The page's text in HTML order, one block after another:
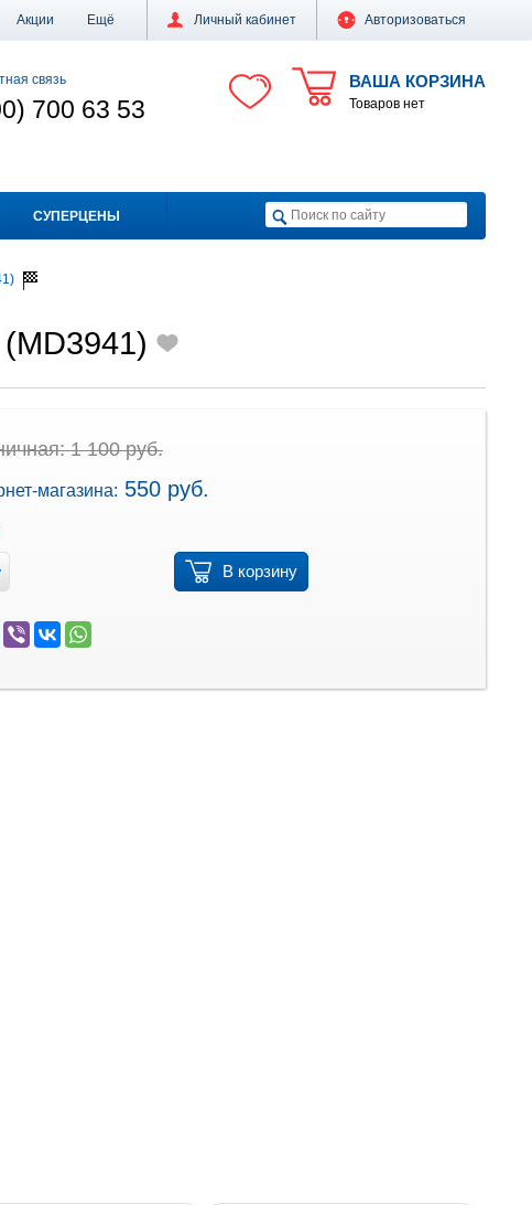
Личный кабинет Авторизоваться
Акции Ещё
ВАША КОРЗИНА
Товаров нет
связь
700 63 53
СУПЕРЦЕНЫ
1 100 руб.
магазина: 550 руб.
В корзину